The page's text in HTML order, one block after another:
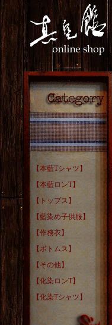
【本藍Tシャツ】
【本藍ロンT】
【トップス】
【藍染め子供服】
【作務衣】
【ボトムス】
【その他】
【化染ロンT】
【化染Tシャツ】